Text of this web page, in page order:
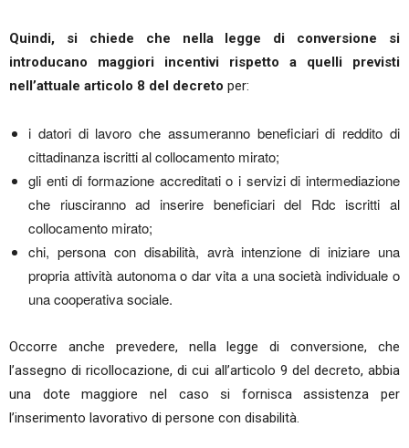
Quindi, si chiede che nella legge di conversione si
introducano maggiori incentivi rispetto a quelli previsti
nell’attuale articolo 8 del decreto per:
i datori di lavoro che assumeranno beneficiari di reddito di
cittadinanza iscritti al collocamento mirato;
gli enti di formazione accreditati o i servizi di intermediazione
che riusciranno ad inserire beneficiari del Rdc iscritti al
collocamento mirato;
chi, persona con disabilità, avrà intenzione di iniziare una
propria attività autonoma o dar vita a una società individuale o
una cooperativa sociale.
Occorre anche prevedere, nella legge di conversione, che
l’assegno di ricollocazione, di cui all’articolo 9 del decreto, abbia
una dote maggiore nel caso si fornisca assistenza per
l’inserimento lavorativo di persone con disabilità.